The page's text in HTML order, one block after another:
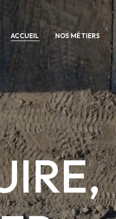
ACCUEIL NOS MÉTIERS